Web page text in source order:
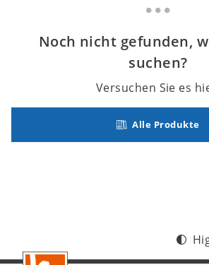
Noch nicht gefunden,
suchen?
Versuchen Sie es
Alle Produkte
Footer